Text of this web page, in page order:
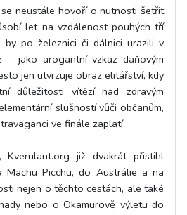
neustále hovoří o nutnosti šetřit
let na vzdálenost pouhých tří
po železnici či dálnici urazili v
– jako arogantní vzkaz daňovým
jen utvrzuje obraz elitářství, kdy
důležitosti vítězí nad zdravým
slušností vůči občanům,
ve finále zaplatí.
Kverulant.org již dvakrát přistihl
Machu Picchu, do Austrálie a na
nejen o těchto cestách, ale také
nebo o Okamurově výletu do